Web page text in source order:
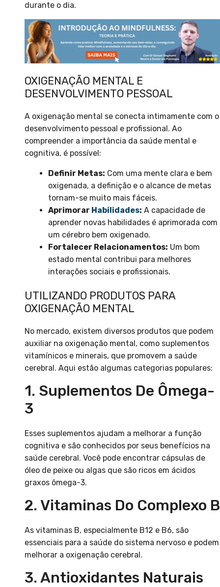
durante o dia.
OXIGENAÇÃO MENTAL E
DESENVOLVIMENTO PESSOAL
A oxigenação mental se conecta intimamente com o
desenvolvimento pessoal e profissional. Ao
compreender a importância da saúde mental e
cognitiva, é possível:
Definir Metas: Com uma mente clara e bem
oxigenada, a definição e o alcance de metas
tornam-se muito mais fáceis.
Aprimorar Habilidades: A capacidade de
aprender novas habilidades é aprimorada com
um cérebro bem oxigenado.
Fortalecer Relacionamentos: Um bom
estado mental contribui para melhores
interações sociais e profissionais.
UTILIZANDO PRODUTOS PARA
OXIGENAÇÃO MENTAL
No mercado, existem diversos produtos que podem
auxiliar na oxigenação mental, como suplementos
vitamínicos e minerais, que promovem a saúde
cerebral. Aqui estão algumas categorias populares:
1. Suplementos De Ômega-
3
Esses suplementos ajudam a melhorar a função
cognitiva e são conhecidos por seus benefícios na
saúde cerebral. Você pode encontrar cápsulas de
óleo de peixe ou algas que são ricos em ácidos
graxos ômega-3.
2. Vitaminas Do Complexo B
As vitaminas B, especialmente B12 e B6, são
essenciais para a saúde do sistema nervoso e podem
melhorar a oxigenação cerebral.
3. Antioxidantes Naturais